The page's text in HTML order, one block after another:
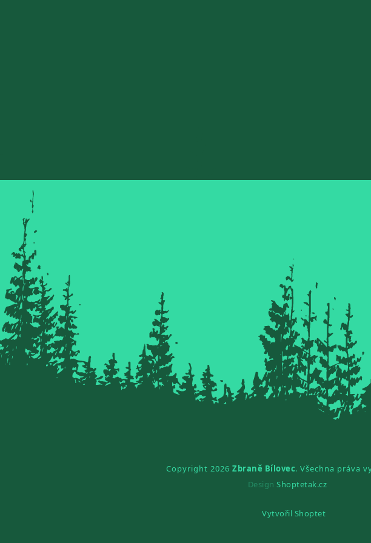
Copyright 2026 Zbraně Bílovec. Všechna práva
DesignShoptetak.cz
Vytvořil Shoptet